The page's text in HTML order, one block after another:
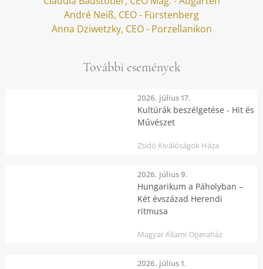
André Neiß, CEO - Fürstenberg
Anna Dziwetzky, CEO - Porzellanikon
További események
2026. július 17.
Kultúrák beszélgetése - Hit és
Művészet
Zsidó Kiválóságok Háza
2026. július 9.
Hungarikum a Páholyban –
Két évszázad Herendi
ritmusa
Magyar Állami Operaház
2026. július 1.